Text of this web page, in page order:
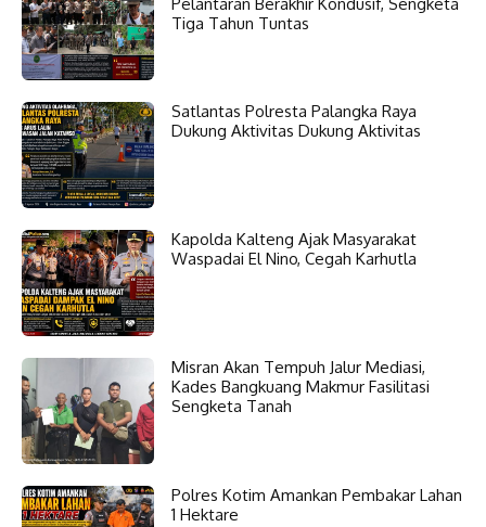
Tiga Tahun Tuntas
Satlantas Polresta Palangka Raya
Dukung Aktivitas Dukung Aktivitas
Kapolda Kalteng Ajak Masyarakat
Waspadai El Nino, Cegah Karhutla
Misran Akan Tempuh Jalur Mediasi,
Kades Bangkuang Makmur Fasilitasi
Sengketa Tanah
Polres Kotim Amankan Pembakar Lahan
1 Hektare